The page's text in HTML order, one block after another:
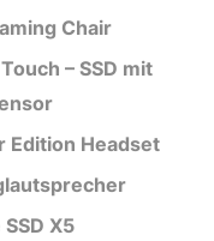
Chair
– SSD mit
Edition Headset
X5